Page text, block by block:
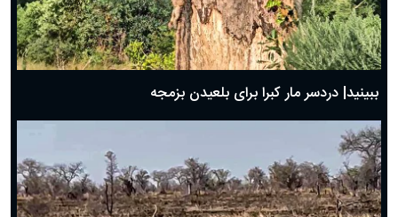
ببینید| دردسر مار کبرا برای بلعیدن بزمجه